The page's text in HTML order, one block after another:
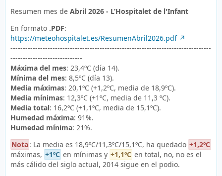
Resumen mes de Abril 2026 - L’Hospitalet de l'Infant
En formato .PDF:
https://meteohospitalet.es/ResumenAbril2026.pdf
---------------------------------------------------------------------------------
-----------------------------
Máxima del mes: 23,4ºC (día 14).
Mínima del mes: 8,5ºC (día 13).
Media máximas: 20,1ºC (+1,2ºC, media de 18,9ºC).
Media mínimas: 12,3ºC (+1ºC, media de 11,3 ºC).
Media total: 16,2ºC (+1,1ºC, media de 15,1ºC).
Humedad máxima: 91%.
Humedad mínima: 21%.
Nota: La media es 18,9ºC/11,3ºC/15,1ºC, ha quedado +1,2ºC
máximas, +1ºC en mínimas y +1,1ºC en total, no, no es el
más cálido del siglo actual, 2014 sigue en el podio.